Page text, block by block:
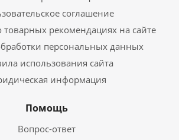
соглашение
рекомендациях на сайте
персональных данных
использования сайта
информация
Помощь
Вопрос-ответ